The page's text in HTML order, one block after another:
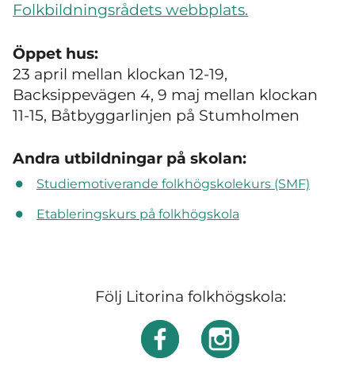
Folkbildningsrådets webbplats.
Öppet hus:
23 april mellan klockan 12-19,
Backsippevägen 4, 9 maj mellan klockan
11-15, Båtbyggarlinjen på Stumholmen
Andra utbildningar på skolan:
Studiemotiverande folkhögskolekurs (SMF)
Etableringskurs på folkhögskola
Följ Litorina folkhögskola: